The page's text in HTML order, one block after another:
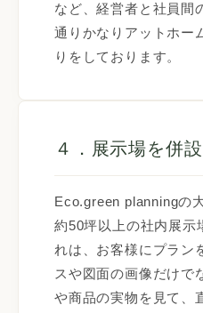
など、経営者と社員間
通りかなりアットホー
りをしております。
４．展示場を併
Eco.green planningの
約50坪以上の社内展示
れは、お客様にプラン
スや図面の画像だけで
や商品の実物を見て、